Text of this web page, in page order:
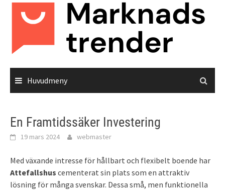
Hoppa
Huvudmeny
En Framtidssäker Investering
19 mars 2024 webmaster
Med växande intresse för hållbart och flexibelt boende har
Attefallshus cementerat sin plats som en attraktiv
lösning för många svenskar. Dessa små, men funktionella